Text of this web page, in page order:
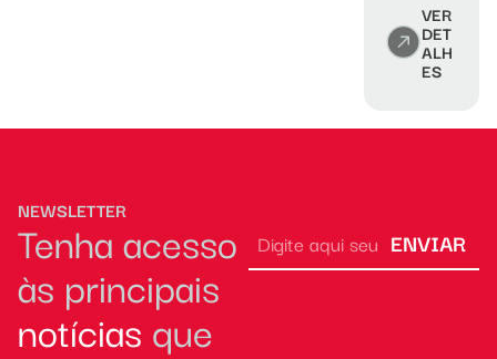
VER
DET
ALH
ES
NEWSLETTER
Tenha acesso
às principais
notícias que
ENVIAR